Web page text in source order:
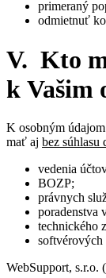
primeraný
odmietnuť
V. Kto
k Vašim
K osobným
mať aj bez súhlasu
vedenia
BOZP;
právnych
poradenstva
technického
softvérových
WebSupport, s.r.o.